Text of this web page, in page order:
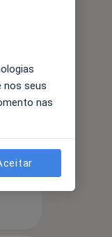
11 Ago
nos seus
nas